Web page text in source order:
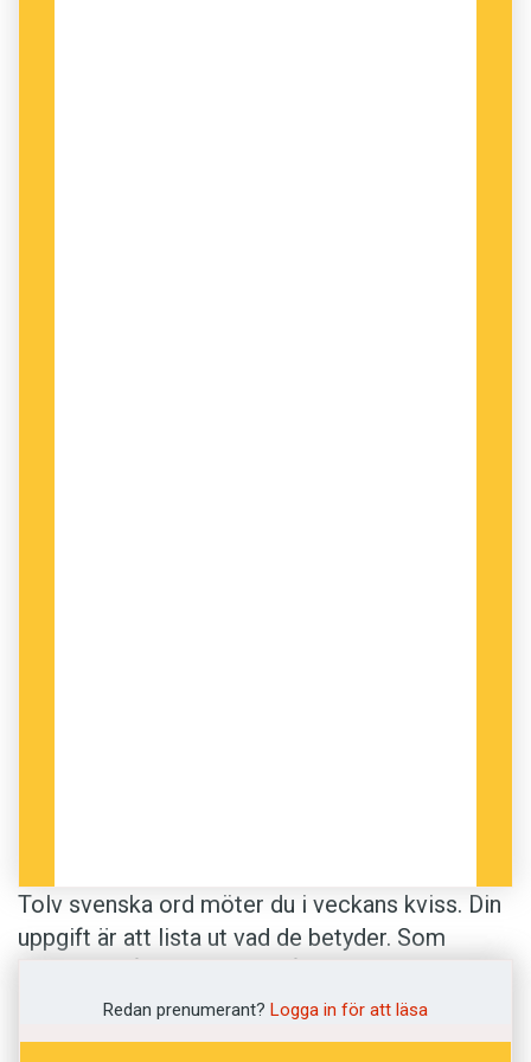
Tolv svenska ord möter du i veckans kviss. Din
uppgift är att lista ut vad de betyder. Som
vara riktigt knepiga. Betydelserna är hämtade ur
Svenska Akademiens ordlista.
Redan prenumerant? Logga in för att läsa